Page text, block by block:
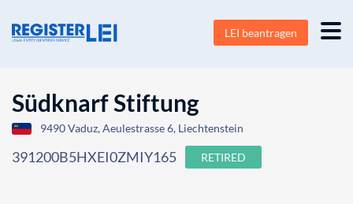
LEI beantragen
Südknarf Stiftung
9490 Vaduz, Aeulestrasse 6, Liechtenstein
391200B5HXEI0ZMIY165 RETIRED